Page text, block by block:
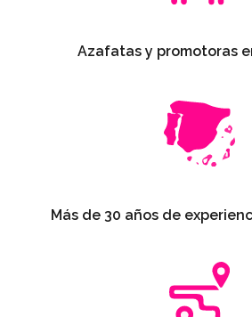
Azafatas y promotoras
Más de 30 años de